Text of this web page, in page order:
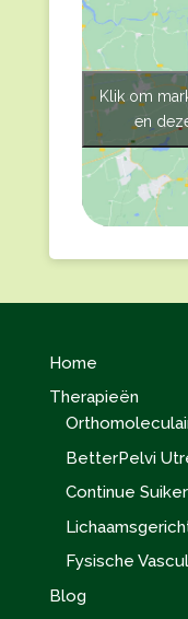
Klik om
en
Home
Therapieën
BetterPelvi
Continue
Fysische
Blog